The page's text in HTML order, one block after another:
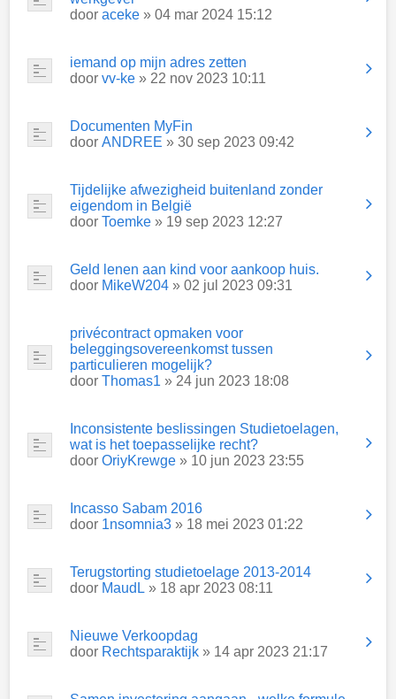
door aceke » 04 mar 2024 15:12
iemand op mijn adres zetten
door vv-ke » 22 nov 2023 10:11
Documenten MyFin
door ANDREE » 30 sep 2023 09:42
Tijdelijke afwezigheid buitenland zonder
eigendom in België
door Toemke » 19 sep 2023 12:27
Geld lenen aan kind voor aankoop huis.
door MikeW204 » 02 jul 2023 09:31
privécontract opmaken voor
beleggingsovereenkomst tussen
particulieren mogelijk?
door Thomas1 » 24 jun 2023 18:08
Inconsistente beslissingen Studietoelagen,
wat is het toepasselijke recht?
door OriyKrewge » 10 jun 2023 23:55
Incasso Sabam 2016
door 1nsomnia3 » 18 mei 2023 01:22
Terugstorting studietoelage 2013-2014
door MaudL » 18 apr 2023 08:11
Nieuwe Verkoopdag
door Rechtsparaktijk » 14 apr 2023 21:17